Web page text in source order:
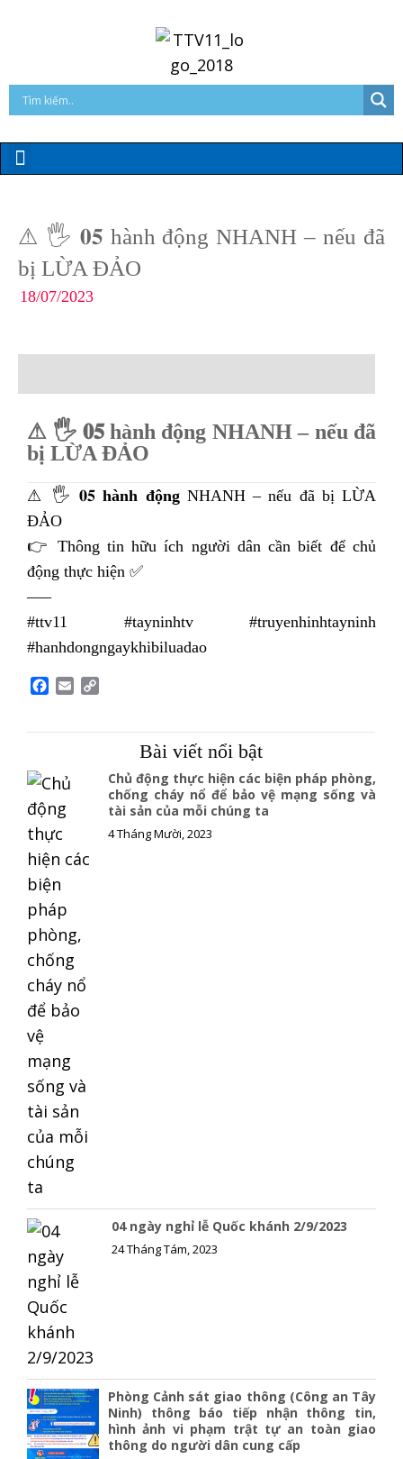
⚠ 🖐 𝟎𝟓 hành động NHANH – nếu đã
bị LỪA ĐẢO
18/07/2023
⚠ 🖐 𝟎𝟓 hành động NHANH – nếu đã
bị LỪA ĐẢO
⚠ 🖐 𝟎𝟓hành độngNHANH – nếu đã bị LỪA
ĐẢO
👉 Thông tin hữu ích người dân cần biết để chủ
động thực hiện ✅
—–
#ttv11 #tayninhtv #truyenhinhtayninh
#hanhdongngaykhibiluadao
o
o
k
Bài viết nổi bật
Chủ động thực hiện các biện pháp phòng,
chống cháy nổ để bảo vệ mạng sống và
tài sản của mỗi chúng ta
4 Tháng Mười, 2023
04 ngày nghỉ lễ Quốc khánh 2/9/2023
24 Tháng Tám, 2023
Phòng Cảnh sát giao thông (Công an Tây
Ninh) thông báo tiếp nhận thông tin,
hình ảnh vi phạm trật tự an toàn giao
thông do người dân cung cấp